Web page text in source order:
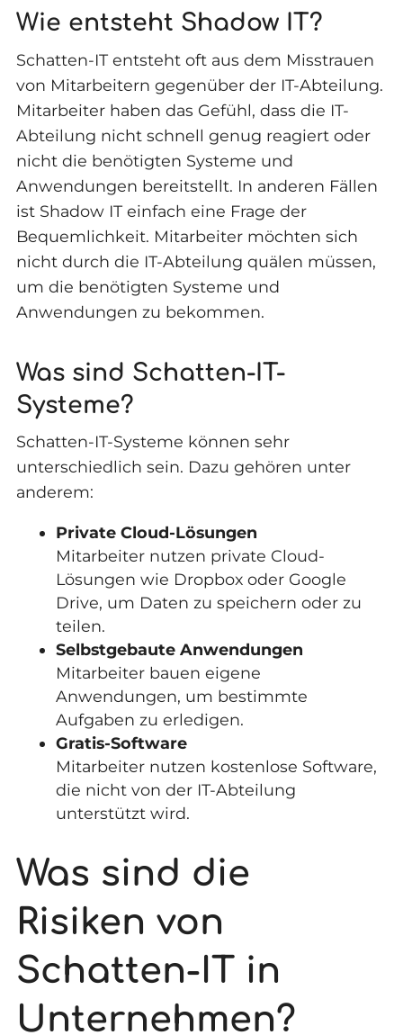
Wie entsteht Shadow IT?
Schatten-IT entsteht oft aus dem Misstrauen
von Mitarbeitern gegenüber der IT-Abteilung.
Mitarbeiter haben das Gefühl, dass die IT-
Abteilung nicht schnell genug reagiert oder
nicht die benötigten Systeme und
Anwendungen bereitstellt. In anderen Fällen
ist Shadow IT einfach eine Frage der
Bequemlichkeit. Mitarbeiter möchten sich
nicht durch die IT-Abteilung quälen müssen,
um die benötigten Systeme und
Anwendungen zu bekommen.
Was sind Schatten-IT-
Systeme?
Schatten-IT-Systeme können sehr
unterschiedlich sein. Dazu gehören unter
anderem:
Private Cloud-Lösungen
Mitarbeiter nutzen private Cloud-
Lösungen wie Dropbox oder Google
Drive, um Daten zu speichern oder zu
teilen.
Selbstgebaute Anwendungen
Mitarbeiter bauen eigene
Anwendungen, um bestimmte
Aufgaben zu erledigen.
Gratis-Software
Mitarbeiter nutzen kostenlose Software,
die nicht von der IT-Abteilung
unterstützt wird.
Was sind die
Risiken von
Schatten-IT in
Unternehmen?